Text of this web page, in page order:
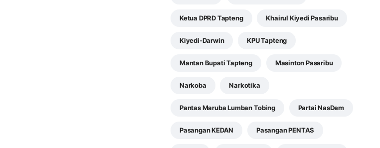
Ketua DPRD Tapteng Khairul Kiyedi Pasaribu
Kiyedi-Darwin KPU Tapteng
Mantan Bupati Tapteng Masinton Pasaribu
Narkoba Narkotika
Pantas Maruba Lumban Tobing Partai NasDem
Pasangan KEDAN Pasangan PENTAS